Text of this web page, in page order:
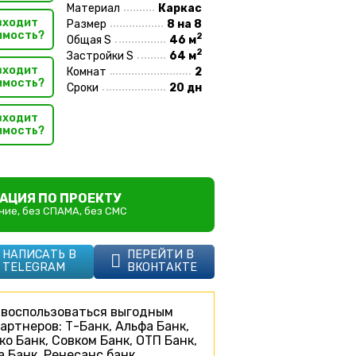
Материал
Каркас
Размер
8 на 8
Общая S
46 м2
Застройки S 64 м2
Комнат
2
Сроки
20 дн
ПО ПРОЕКТУ
без СПАМА, без СМС
НАПИСАТЬ В
TELEGRAM
ПЕРЕЙТИ В
ВКОНТАКТЕ
выгодным
Т-Банк, Альфа Банк,
Банк, Совком Банк, ОТП Банк,